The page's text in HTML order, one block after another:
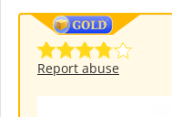
Report abuse